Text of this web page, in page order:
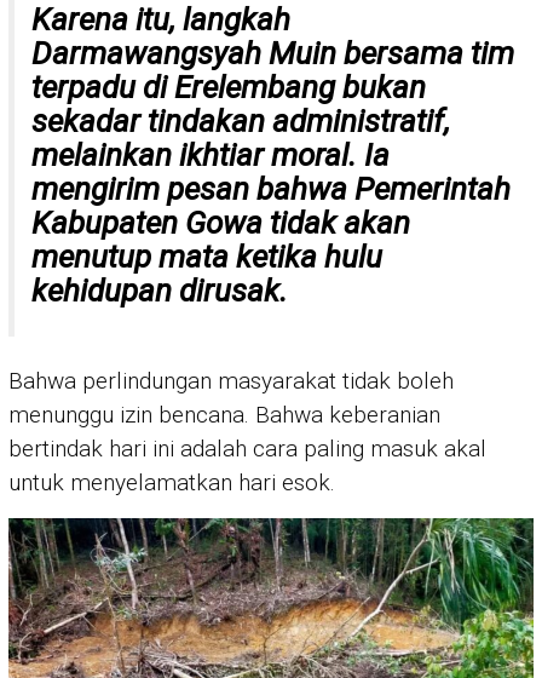
Karena itu, langkah
Darmawangsyah Muin bersama tim
terpadu di Erelembang bukan
sekadar tindakan administratif,
melainkan ikhtiar moral. Ia
mengirim pesan bahwa Pemerintah
Kabupaten Gowa tidak akan
menutup mata ketika hulu
kehidupan dirusak.
Bahwa perlindungan masyarakat tidak boleh
menunggu izin bencana. Bahwa keberanian
bertindak hari ini adalah cara paling masuk akal
untuk menyelamatkan hari esok.